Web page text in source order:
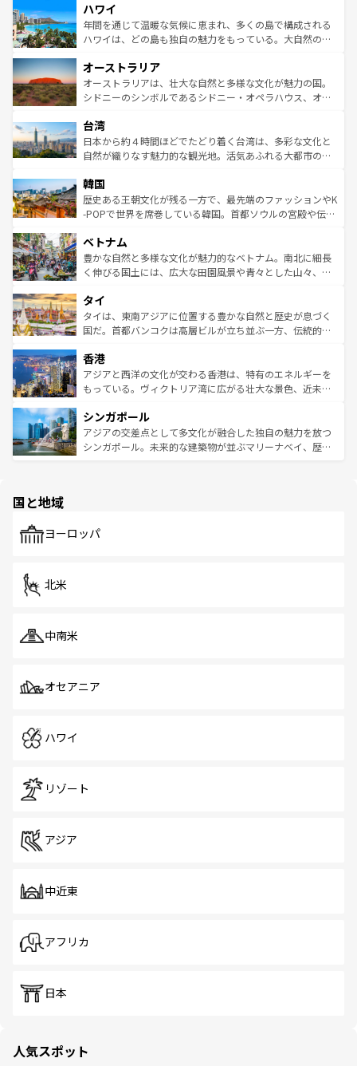
ば市内交通費無料で観光を楽しむこともできる。 なお、新
着のスイス情報はコンテンツ一覧 を参照してほしい。
のような巨大都市は、観光、ショッピング、エンターテイ
ンメントが詰まった刺激的なスポットだ。一方、アメリカ
西部には大自然が広がり、グランドキャニオンやイエロー
部のニューオーリンズでは、音楽と美食が融合した独特の
文化が魅力。旅行者はアメリカの各地域で異なる魅力を楽
しみながら、その多様性と豊かな歴史を感じることができ
ならではの贅沢な旅のスタイルだ。 なお、新着のアメリカ
情報はコンテンツ一覧を参照してほしい。
ハワイ
年間を通じて温暖な気候に恵まれ、多くの島で構成される
ハワイは、どの島も独自の魅力をもっている。大自然の神
ワイ島は見逃せない。また、定番の観光地といえばオアフ
島だが、静かな自然を求めるならマウイ島やカウアイ島が
おすすめ。エメラルドグリーンに輝く海をはじめ、豊かな
れるおもてなしの心で訪れる人々を迎えてくれるハワイの
人々、おいしいローカルフードやハワイアンミュージッ
ク、伝統的なフラダンスなど、すべてがハワイの魅力を彩
ワイを、存分に味わってほしい。 なお、新着のハワイ情報
はコンテンツ一覧を参照してほしい。
オーストラリア
オーストラリアは、壮大な自然と多様な文化が魅力の国。
シドニーのシンボルであるシドニー・オペラハウス、オー
リアリーフや大陸中央部にそびえるウルル（エアーズロッ
ク）、タスマニアの美しい原生林やケアンズの熱帯雨林な
ど、見どころがたくさん。また、カフェやワイン、オージ
いる。アクティビティも充実しており、サーフィンやダイ
ビング、ハイキングなど、アウトドア好きにはたまらな
い。オーストラリアの多彩な魅力を存分に味わいつくそ
参照してほしい。
台湾
日本から約４時間ほどでたどり着く台湾は、多彩な文化と
自然が織りなす魅力的な観光地。活気あふれる大都市の台
ン）、静ひつな山岳地帯である台湾東部など、都市の喧騒
と山間の静けさが共存しており、訪れる人に新しい発見と
驚きをもたらしてくれる。また、奥深い台湾の食文化も魅
容にもいいと評判のスイーツなど、バラエティ豊かな料理
が味わえる。 なお、新着の台湾情報は コンテンツ一覧を参
照してほしい。
韓国
歴史ある王朝文化が残る一方で、最先端のファッションやK
-POPで世界を席巻している韓国。首都ソウルの宮殿や伝統
き、地方に足を延ばせば四季折々の自然美を楽しむことが
できる。そして、キムチや焼肉、絶品のストリートフード
まで、さまざまな韓国料理が待っている。夜には、韓国な
リティに包まれながら、韓国の多彩な魅力を心ゆくまで味
わってみてほしい。 なお、新着の韓国情報はコンテンツ一
覧を参照してほしい。
ベトナム
豊かな自然と多様な文化が魅力的なベトナム。南北に細長
く伸びる国土には、広大な田園風景や青々とした山々、世
急速な発展と共に伝統が息づく。ハノイの古い町並みやホ
ーチミン市のフランス統治時代の建物も、独特の雰囲気を
醸し出している。また、バラエティの豊かさとおいしさで
とつ。フォーやバインミー、ベトナムコーヒーなどは、ぜ
ひ現地で味わいたい。どの地域を訪れてもあたたかい人々
が旅行者を迎えてくれるので、きっと忘れられない旅にな
参照してほしい。
タイ
タイは、東南アジアに位置する豊かな自然と歴史が息づく
国だ。首都バンコクは高層ビルが立ち並ぶ一方、伝統的な
の活気が交差している。北部ではチェンマイなどの山岳地
帯で自然と触れ合い、南部ではプーケットやクラビの美し
いビーチでリゾート気分を楽しむことができる。タイ料理
激する。気候は一年中温暖で、どの季節にも異なる楽しみ
が待っている。親しみやすいタイの人々、仏教を中心とし
た文化、そして多様な観光資源が、訪れる旅人を魅了し続
香港
アジアと西洋の文化が交わる香港は、特有のエネルギーを
もっている。ヴィクトリア湾に広がる壮大な景色、近未来
み、どこを訪れても感動するはず。観光スポットが密集し
ており、効率よく見どころを回れるのも魅力。息をのむよ
うな絶景から文化的な体験まで、香港を存分に楽しみ尽く
シンガポール
アジアの交差点として多文化が融合した独自の魅力を放つ
シンガポール。未来的な建築物が並ぶマリーナベイ、歴史
で、ホーカーズは地元の風情を楽しめる外せないスポット
国と地域
ヨーロッパ
北米
中南米
オセアニア
ハワイ
リゾート
アジア
中近東
アフリカ
日本
人気スポット